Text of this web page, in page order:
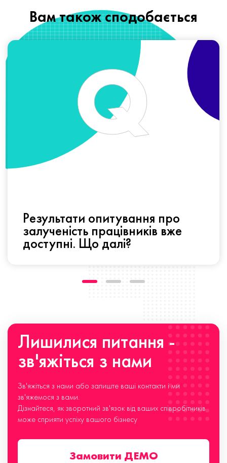
Вам також сподобається
Результати опитування про
залученість працівників вже
доступні. Що далі?
Лишилися питання -
зв'яжіться з нами
Зв'яжіться з нами або залиште ваші контакти і ми
зв'яжемося з вами.
Дізнайтеся, як зворотний зв'язок від ваших співробітників
може сприяти успіху вашого бізнесу
Замовити ДЕМО